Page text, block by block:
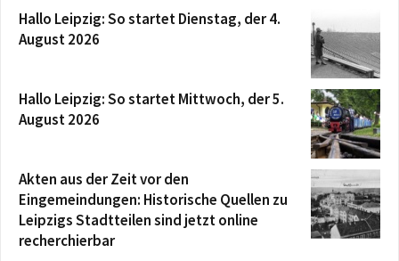
Hallo Leipzig: So startet Dienstag, der 4.
August 2026
Hallo Leipzig: So startet Mittwoch, der 5.
August 2026
Akten aus der Zeit vor den
Eingemeindungen: Historische Quellen zu
Leipzigs Stadtteilen sind jetzt online
recherchierbar